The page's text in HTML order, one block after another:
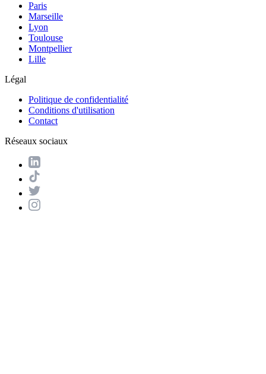
Paris
Marseille
Lyon
Toulouse
Montpellier
Lille
Légal
Politique de confidentialité
Conditions d'utilisation
Contact
Réseaux sociaux